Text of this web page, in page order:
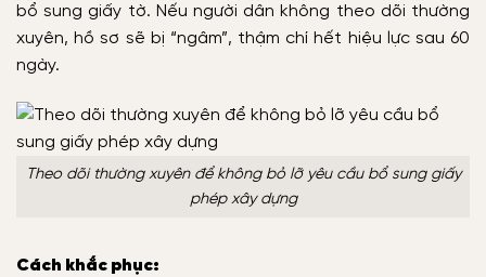
bổ sung giấy tờ. Nếu người dân không theo dõi thường
xuyên, hồ sơ sẽ bị “ngâm”, thậm chí hết hiệu lực sau 60
ngày.
Theo dõi thường xuyên để không bỏ lỡ yêu cầu bổ sung giấy
phép xây dựng
Cách khắc phục: